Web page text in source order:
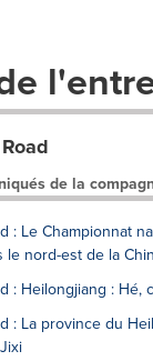
de la
: Le Championnat
le nord-est de la
: Heilongjiang : Hé,
: La province du